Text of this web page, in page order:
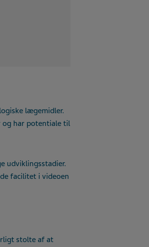
lægemidler.
og har potentiale til
udviklingsstadier.
facilitet i videoen
stolte af at